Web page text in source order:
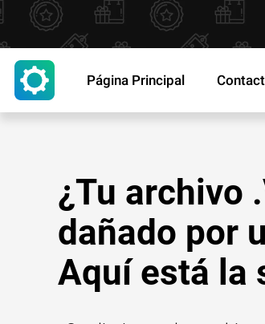
Página Principal
¿Tu archivo
dañado por
Aquí está la